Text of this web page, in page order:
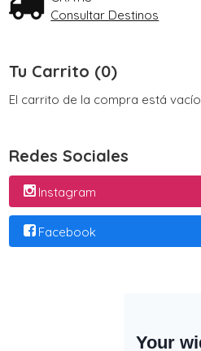
Consultar Destinos
Tu Carrito (0)
El carrito de la compra está vacío
Redes Sociales
Instagram
Facebook